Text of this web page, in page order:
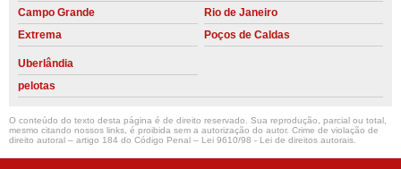
Campo Grande
Rio de Janeiro
Extrema
Poços de Caldas
Uberlândia
pelotas
O conteúdo do texto desta página é de direito reservado. Sua reprodução, parcial ou total,
mesmo citando nossos links, é proibida sem a autorização do autor. Crime de violação de
direito autoral – artigo 184 do Código Penal – Lei 9610/98 - Lei de direitos autorais.